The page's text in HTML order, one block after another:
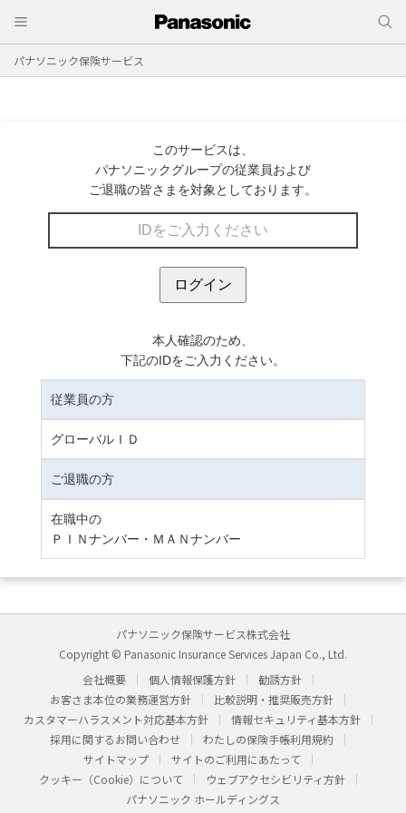
パナソニック保険サービス
このサービスは、
パナソニックグループの従業員および
ご退職の皆さまを対象としております。
本人確認のため、
下記のIDをご入力ください。
従業員の方
グローバルＩＤ
ご退職の方
在職中の
ＰＩＮナンバー・ＭＡＮナンバー
パナソニック保険サービス株式会社
Copyright © Panasonic Insurance Services Japan Co., Ltd.
会社概要
個人情報保護方針
勧誘方針
お客さま本位の業務運営方針
比較説明・推奨販売方針
カスタマーハラスメント対応基本方針
情報セキュリティ基本方針
採用に関するお問い合わせ
わたしの保険手帳利用規約
サイトマップ
サイトのご利用にあたって
クッキー（Cookie）について
ウェブアクセシビリティ方針
パナソニック ホールディングス